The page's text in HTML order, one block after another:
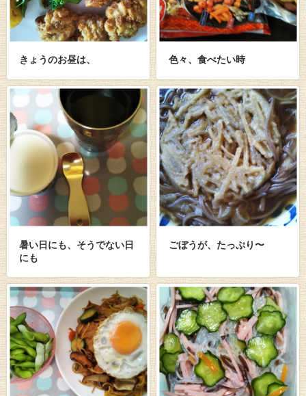
きょうのお昼は、 色々、食べたい時
暑い日にも、そうでない日
にも
ごぼうが、たっぷり〜